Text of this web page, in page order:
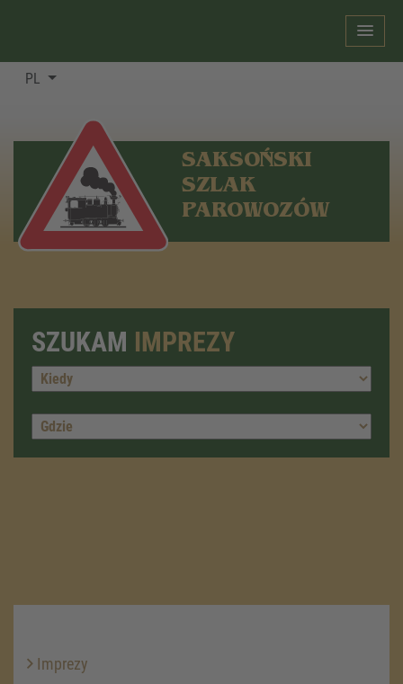
PL
SAKSOŃSKI
SZLAK
PAROWOZÓW
SZUKAM IMPREZY
Imprezy